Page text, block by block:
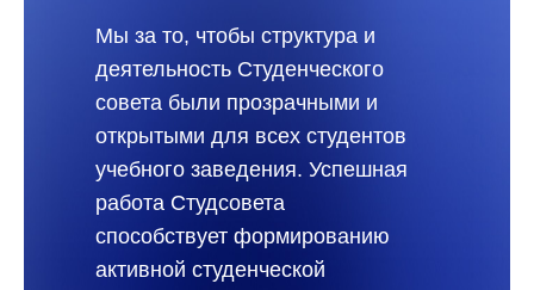
Мы за то, чтобы структура и
деятельность Студенческого
совета были прозрачными и
открытыми для всех студентов
учебного заведения. Успешная
работа Студсовета
способствует формированию
активной студенческой